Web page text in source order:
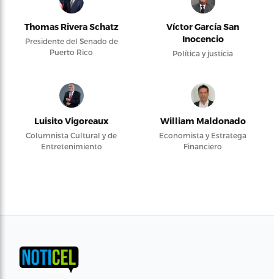
Thomas Rivera Schatz
Presidente del Senado de
Puerto Rico
Víctor García San
Inocencio
Política y justicia
Luisito Vigoreaux
Columnista Cultural y de
Entretenimiento
William Maldonado
Economista y Estratega
Financiero